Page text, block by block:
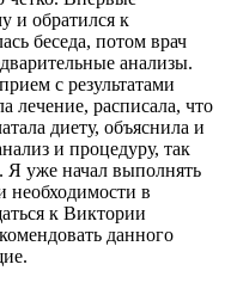
и обратился к
беседа, потом врач
анализы.
с результатами
лечение, расписала, что
диету, объяснила и
и процедуру, так
Я уже начал выполнять
в
к Виктории
данного